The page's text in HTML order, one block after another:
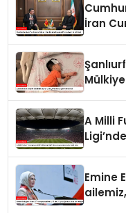
İran
A Milli
Emine